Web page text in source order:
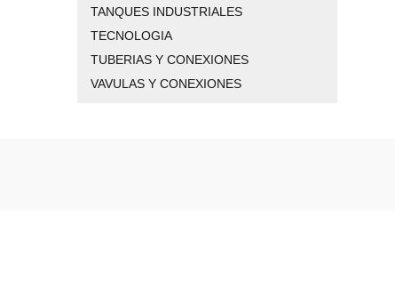
TANQUES INDUSTRIALES
TECNOLOGIA
TUBERIAS Y CONEXIONES
VAVULAS Y CONEXIONES